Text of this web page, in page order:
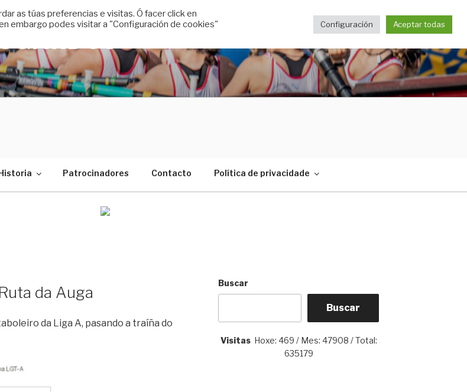
Patrocinadores Contacto Política de privacidade
da Auga
da Liga A, pasando a traíña do
Buscar
Buscar
VisitasHoxe: 469 / Mes: 47908 / Total:
635179
as túas preferencias e visitas. Ó facer click en
embargo podes visitar a "Configuración de cookies"
Configuración Aceptar todas